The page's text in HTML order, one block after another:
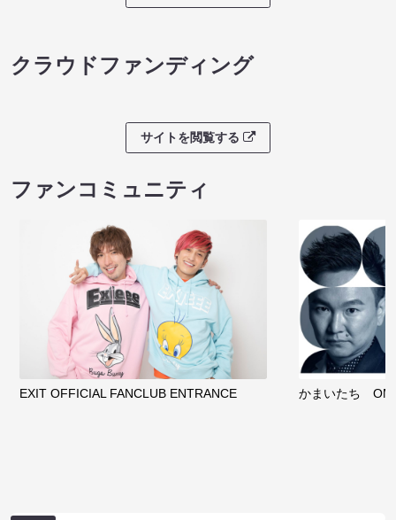
クラウドファンディング
サイトを閲覧する
ファンコミュニティ
EXIT OFFICIAL FANCLUB ENTRANCE かまいたち